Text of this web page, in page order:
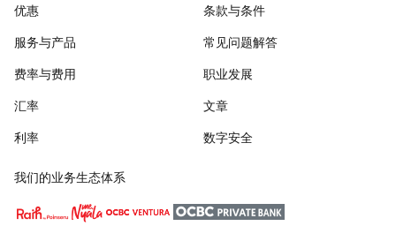
优惠
服务与产品
费率与费用
汇率
利率
条款与条件
常见问题解答
职业发展
文章
数字安全
我们的业务生态体系